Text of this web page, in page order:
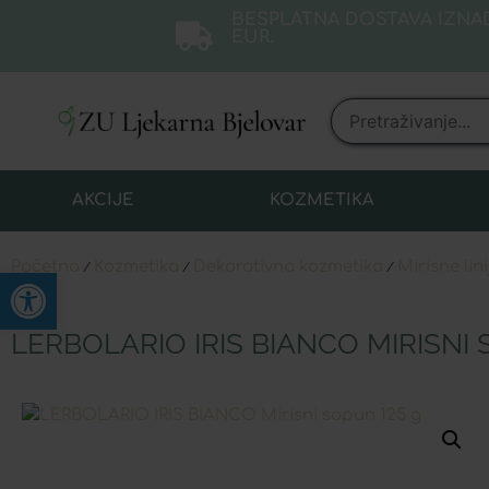
Open toolbar
AKCIJE KOZMETIKA
/ / /
LERBOLARIO IRIS BIANCO MIRISNI